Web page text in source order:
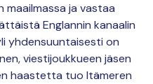
maailmassa ja vastaa
Englannin kanaalin
yhdensuuntaisesti on
viestijoukkueen jäsen
haastetta tuo Itämeren